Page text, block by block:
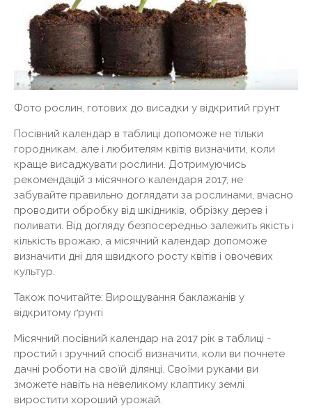
Фото рослин, готових до висадки у відкритий грунт
Посівний календар в таблиці допоможе не тільки
городникам, але і любителям квітів визначити, коли
краще висаджувати рослини. Дотримуючись
рекомендацій з місячного календаря 2017, не
забувайте правильно доглядати за рослинами, вчасно
проводити обробку від шкідників, обрізку дерев і
поливати. Від догляду безпосередньо залежить якість і
кількість врожаю, а місячний календар допоможе
визначити дні для швидкого росту квітів і овочевих
культур.
Також почитайте: Вирощування баклажанів у
відкритому ґрунті
Місячний посівний календар на 2017 рік в таблиці -
простий і зручний спосіб визначити, коли ви почнете
дачні роботи на своїй ділянці. Своїми руками ви
зможете навіть на невеликому клаптику землі
виростити хороший урожай.